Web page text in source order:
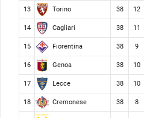
13 Torino 38 12
14 Cagliari 38 11
15 Fiorentina 38 9
16 Genoa 38 10
17 Lecce 38 10
18 Cremonese 38 8